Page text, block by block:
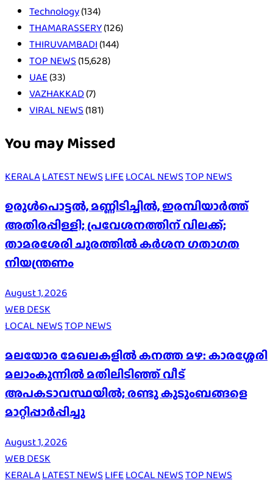
Technology(134)
THAMARASSERY(126)
THIRUVAMBADI (144)
TOP NEWS (15,628)
UAE (33)
VAZHAKKAD(7)
VIRAL NEWS (181)
You may Missed
KERALALATEST NEWSLIFELOCAL NEWSTOP NEWS
ഉരുൾപൊട്ടൽ, മണ്ണിടിച്ചിൽ, ഇരമ്പിയാര്‍ത്ത്
അതിരപ്പിള്ളി; പ്രവേശനത്തിന് വിലക്ക്;
താമരശേരി ചുരത്തില്‍ കര്‍ശന ഗതാഗത
നിയന്ത്രണം
August 1, 2026
WEB DESK
LOCAL NEWSTOP NEWS
മലയോര മേഖലകളിൽ കനത്ത മഴ: കാരശ്ശേരി
മലാംകുന്നിൽ മതിലിടിഞ്ഞ് വീട്
അപകടാവസ്ഥയിൽ; രണ്ടു കുടുംബങ്ങളെ
മാറ്റിപ്പാർപ്പിച്ചു
August 1, 2026
WEB DESK
KERALALATEST NEWS LIFE LOCAL NEWSTOP NEWS